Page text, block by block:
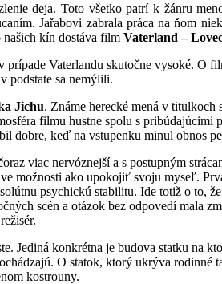
deja. Toto všetko patrí k žánru
Jařabovi zabrala práca na ňom
našich kín dostáva film Vaterland –
Vaterlandu skutočne vysoké. O
podstate sa nemýlili.
Jichu. Známe herecké mená v titulkoch
filmu hustne spolu s pribúdajúcimi
dobre, keď na vstupenku minul obnos
viac nervóznejší a s postupným
možnosti ako upokojiť svoju myseľ.
psychickú stabilitu. Ide totiž o to,
scén a otázok bez odpovedí mala
Jediná konkrétna je budova statku
O statok, ktorý ukrýva rodinné
kostrouny.